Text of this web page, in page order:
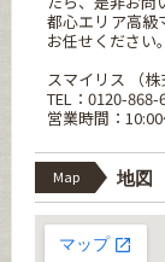
都心エリア高級
お任せください。
スマイリス （株
TEL：0120-868-
営業時間：
Map 地図